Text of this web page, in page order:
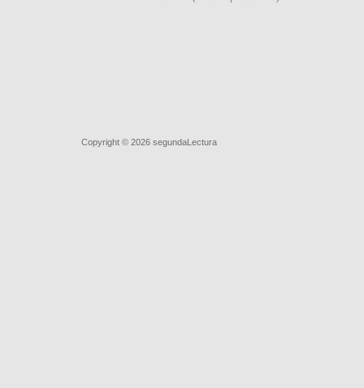
Copyright © 2026 segundaLectura